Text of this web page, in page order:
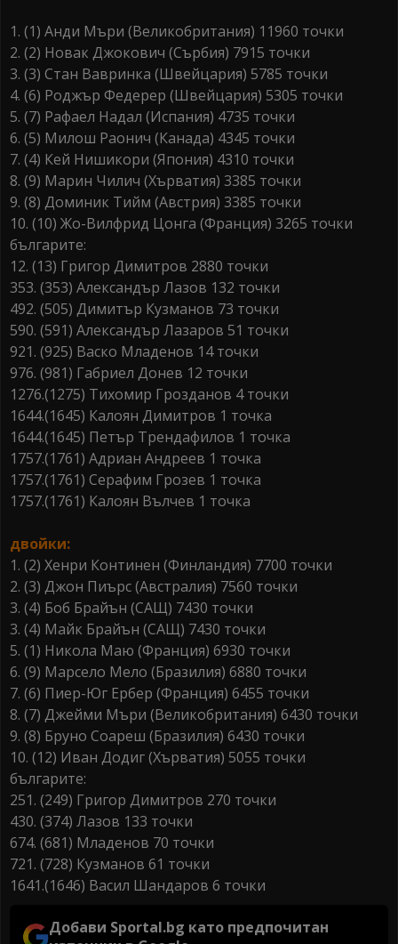
1. (1) Анди Мъри (Великобритания) 11960 точки
2. (2) Новак Джокович (Сърбия) 7915 точки
3. (3) Стан Вавринка (Швейцария) 5785 точки
4. (6) Роджър Федерер (Швейцария) 5305 точки
5. (7) Рафаел Надал (Испания) 4735 точки
6. (5) Милош Раонич (Канада) 4345 точки
7. (4) Кей Нишикори (Япония) 4310 точки
8. (9) Марин Чилич (Хърватия) 3385 точки
9. (8) Доминик Тийм (Австрия) 3385 точки
10. (10) Жо-Вилфрид Цонга (Франция) 3265 точки
българите:
12. (13) Григор Димитров 2880 точки
353. (353) Александър Лазов 132 точки
492. (505) Димитър Кузманов 73 точки
590. (591) Александър Лазаров 51 точки
921. (925) Васко Младенов 14 точки
976. (981) Габриел Донев 12 точки
1276.(1275) Тихомир Грозданов 4 точки
1644.(1645) Калоян Димитров 1 точка
1644.(1645) Петър Трендафилов 1 точка
1757.(1761) Адриан Андреев 1 точка
1757.(1761) Серафим Грозев 1 точка
1757.(1761) Калоян Вълчев 1 точка
двойки:
1. (2) Хенри Континен (Финландия) 7700 точки
2. (3) Джон Пиърс (Австралия) 7560 точки
3. (4) Боб Брайън (САЩ) 7430 точки
3. (4) Майк Брайън (САЩ) 7430 точки
5. (1) Никола Маю (Франция) 6930 точки
6. (9) Марсело Мело (Бразилия) 6880 точки
7. (6) Пиер-Юг Ербер (Франция) 6455 точки
8. (7) Джейми Мъри (Великобритания) 6430 точки
9. (8) Бруно Соареш (Бразилия) 6430 точки
10. (12) Иван Додиг (Хърватия) 5055 точки
българите:
251. (249) Григор Димитров 270 точки
430. (374) Лазов 133 точки
674. (681) Младенов 70 точки
721. (728) Кузманов 61 точки
1641.(1646) Васил Шандаров 6 точки
Добави Sportal.bg като предпочитан